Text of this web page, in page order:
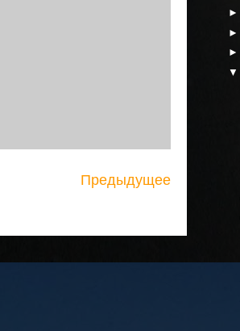
Предыдущее
►
►
►
▼